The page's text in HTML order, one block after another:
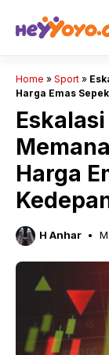
Home » Sport »
Harga Emas
Harga
H Anhar